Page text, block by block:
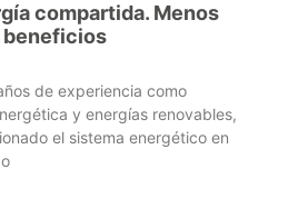
compartida. Menos
beneficios
de experiencia como
y energías renovables,
el sistema energético en